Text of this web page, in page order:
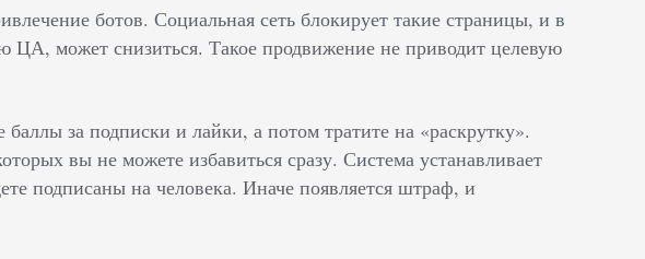
ботов. Социальная сеть блокирует такие страницы, и в
может снизиться. Такое продвижение не приводит целевую
за подписки и лайки, а потом тратите на «раскрутку».
вы не можете избавиться сразу. Система устанавливает
подписаны на человека. Иначе появляется штраф, и